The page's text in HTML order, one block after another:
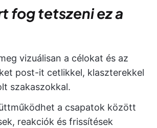
fog tetszeni ez a
vizuálisan a célokat és az
post-it cetlikkel, klaszterekkel
szakaszokkal.
a csapatok között
reakciók és frissítések